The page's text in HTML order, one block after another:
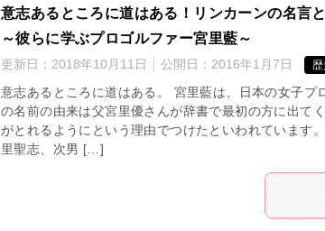
意志あるところに道はある！リンカーンの名言
～彼らに学ぶプロゴルファー宮里藍～
更新日： 2018年10月11日 公開日： 2016年1月7日
意志あるところに道はある。 宮里藍は、日本の女子プ
の名前の由来は父宮里優さんが辞書で最初の方に出て
がとれるようにという理由でつけたといわれています
里聖志、次男 […]